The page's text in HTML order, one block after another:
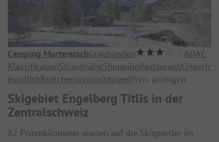
Camping MorteratschGraubünden
ADAC
KlassifikationStrandnäheShoppingRestaurantKinderfr
eundlichBrötchenserviceInternetPreis anzeigen
Skigebiet Engelberg Titlis in der
Zentralschweiz
82 Pistenkilometer warten auf die Skisportler im